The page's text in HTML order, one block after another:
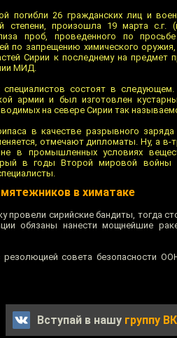
погибли 26 гражданских лиц и
степени, произошла 19 марта
проб, проведенного по
по запрещению химического
Сирии к последнему на предмет
МИД.
состоят в
армии и был изготовлен
на севере Сирии так
в качестве разрывного
отмечают дипломаты. Ну, а в-
в промышленных условиях
в годы Второй мировой войны
в химатаке
провели сирийские бандиты, тогда
обязаны нанести мощнейшие
совета безопасности
Вступай в нашу группу